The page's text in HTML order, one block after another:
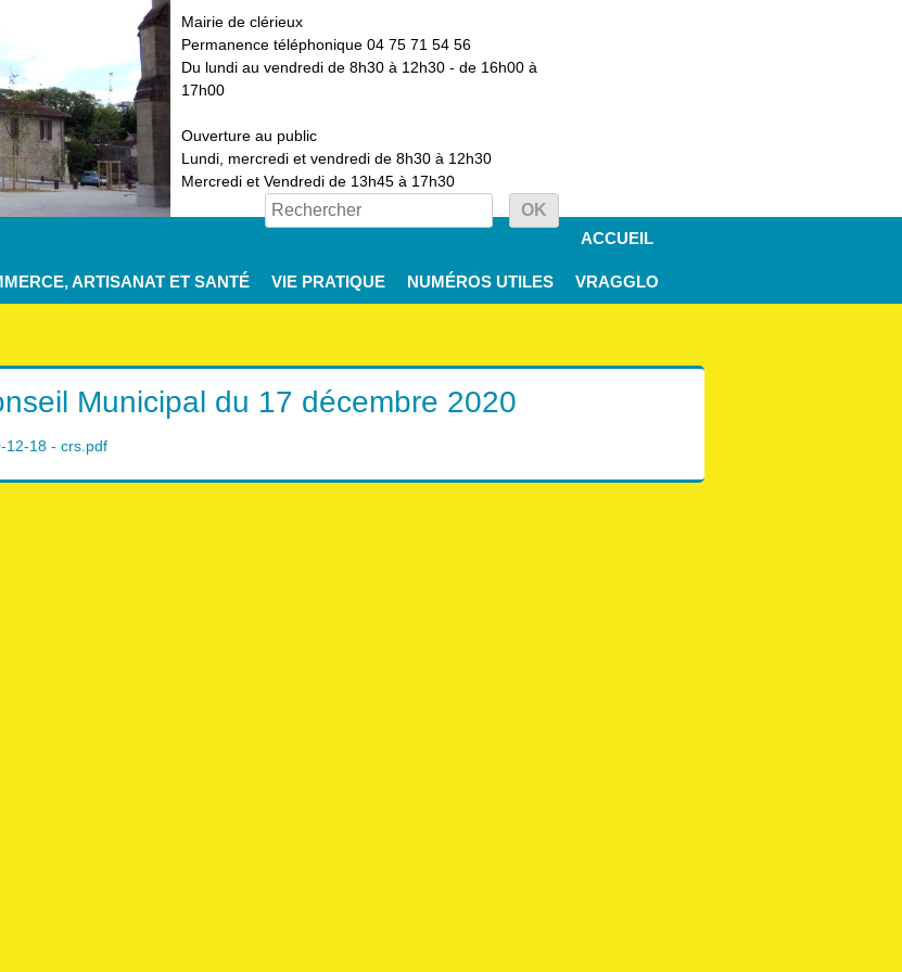
Mairie de clérieux
Permanence téléphonique 04 75 71 54 56
Du lundi au vendredi de 8h30 à 12h30 - de 16h00 à
17h00
Ouverture au public
Lundi, mercredi et vendredi de 8h30 à 12h30
Mercredi et Vendredi de 13h45 à 17h30
ACCUEIL
ARTISANAT ET SANTÉ VIE PRATIQUE NUMÉROS UTILES VRAGGLO
Municipal du 17 décembre 2020
12-18 - crs.pdf